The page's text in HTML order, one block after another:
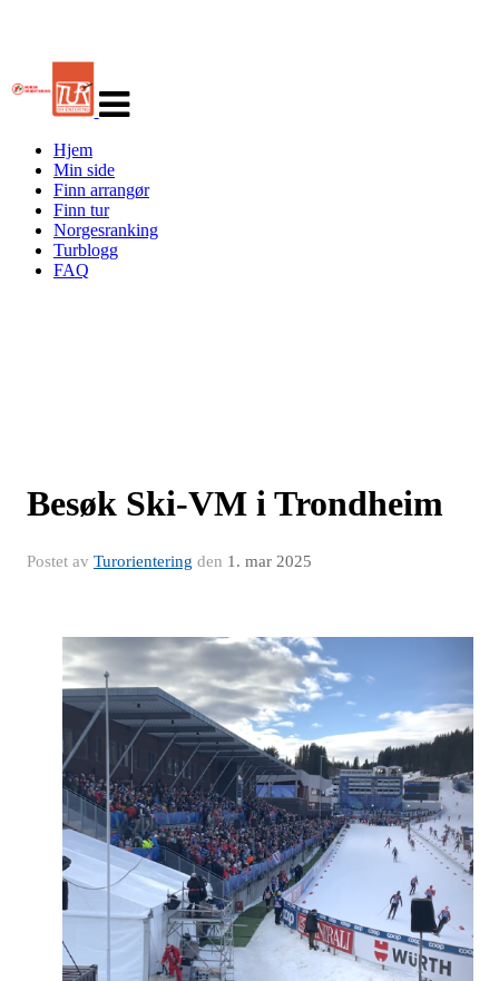
navigasjon
Hjem
Min side
Finn arrangør
Finn tur
Norgesranking
Turblogg
FAQ
Besøk Ski-VM i Trondheim
Postet av Turorientering den 1. mar 2025